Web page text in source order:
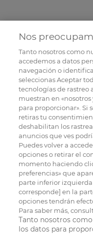
Nos
Tanto nosotros como
accedemos a datos
navegación o
seleccionas Aceptar
tecnologías de rastreo
muestran en
para proporcionar». Si
retiras tu
deshabilitan los
anuncios que ves
Puedes volver a
opciones o retirar el
momento haciendo
preferencias» que
parte inferior
corresponde] en la
opciones tendrán
Para saber más,
Tanto nosotros
los datos para